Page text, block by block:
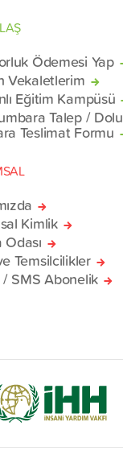
Ödemesi Yap
Vekaletlerim
Eğitim Kampüsü
Talep / Dolu
Teslimat Formu
Kimlik
Temsilcilikler
SMS Abonelik